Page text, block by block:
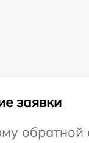
заявки
обратной